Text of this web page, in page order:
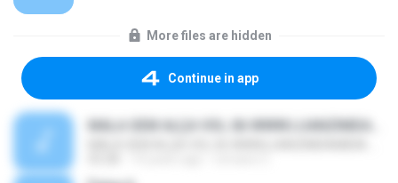
More files are hidden
Continue in app